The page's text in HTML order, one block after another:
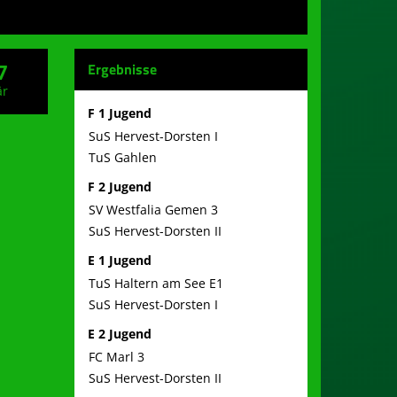
Ergebnisse
F 1 Jugend
SuS Hervest-Dorsten I
TuS Gahlen
F 2 Jugend
SV Westfalia Gemen 3
SuS Hervest-Dorsten II
E 1 Jugend
TuS Haltern am See E1
SuS Hervest-Dorsten I
E 2 Jugend
FC Marl 3
SuS Hervest-Dorsten II